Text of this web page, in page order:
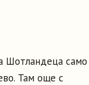
Шотландеца само
Там още с